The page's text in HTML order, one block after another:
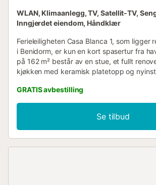
WLAN, Klimaanlegg, TV, Satellit-TV,
Inngjerdet eiendom, Håndklær
Ferieleiligheten Casa Blanca 1, som ligger
i Benidorm, er kun en kort spasertur fra
på 162 m² består av en stue, et fullt
kjøkken med keramisk platetopp og
opptil 8 personer. Ekstra fasiliteter
for videosamtaler, klimaanlegg i
samt en vaskemaskin. Barneseng og
tilgjengelig mot et ekstra gebyr per
avstander: nærmeste restaurant 39 m,
GRATIS avbestilling
Se tilbud